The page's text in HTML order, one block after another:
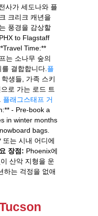
사가 세도나와 플
크리크 캐년을
풍경을 감상할
to Flagstaff
Time:**
는 소나무 숲의
결합합니다. 플
학생들, 가족 스키
로 가는 로드 트
플래그스태프 거
- Pre-book a
in winter months
bags.
또는 시내 어디에
장점: Phoenix에
산악 지형을 운
하는 걱정을 없애